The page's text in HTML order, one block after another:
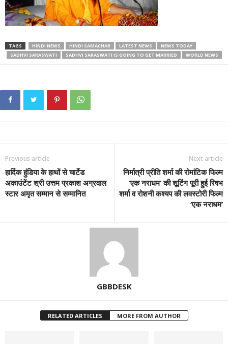
TAGS HINDI NEWS HINDI SAMACHAR LATEST NEWS
NEWS TODAY
SADHVI SARASWATI
SADHVI SARASWATI IS GOING TO GET MARRIED WORLD NEWS
Previous article
हार्दिक हुंडिया के हाथों से चार्टेड
अकाउंटेंट श्री उत्तम प्रकाश अग्रवाल
स्टार अमृत सम्मान से सम्मानित
Next article
निर्मात्री प्रीति शर्मा की रोमांटिक फिल्म
‘एक नराधम’ की शूटिंग पूरी हुई रिषभ
शर्मा व रोशनी कश्यप की लवस्टोरी फिल्म
‘एक नराधम’
GBBDESK
RELATED ARTICLES MORE FROM AUTHOR